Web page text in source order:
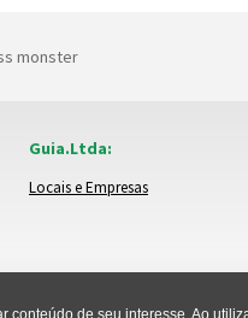
monster
Guia.Ltda:
Locais e Empresas
conteúdo de seu interesse. Ao